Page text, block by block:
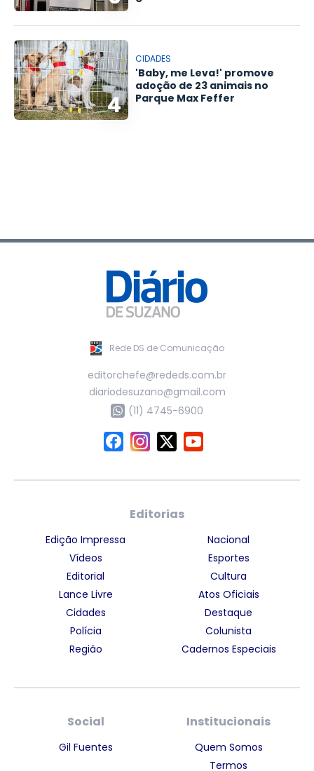
4
CIDADES
'Baby, me Leva!' promove
adoção de 23 animais no
Parque Max Feffer
Rede DS de Comunicação
editorchefe@rededs.com.br
diariodesuzano@gmail.com
(11) 4745-6900
Editorias
Edição Impressa
Vídeos
Editorial
Lance Livre
Cidades
Polícia
Região
Nacional
Esportes
Cultura
Atos Oficiais
Destaque
Colunista
Cadernos Especiais
Social
Gil Fuentes
Institucionais
Quem Somos
Termos